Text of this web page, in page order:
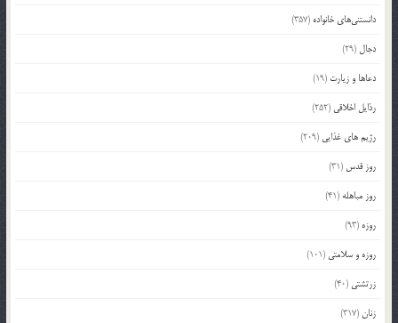
دانستنی‌های خانواده (357)
دجال (29)
دعاها و زیارت (19)
رذایل اخلاقی (252)
رژیم های غذایی (209)
روز قدس (31)
روز مباهله (41)
روزه (93)
روزه و سلامتی (101)
زرتشتی (40)
زنان(317)